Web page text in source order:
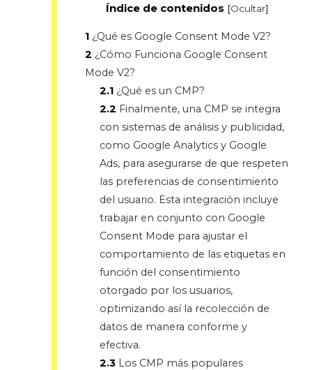
Índice de contenidos [Ocultar]
1 ¿Qué es Google Consent Mode V2?
2 ¿Cómo Funciona Google Consent
Mode V2?
2.1 ¿Qué es un CMP?
2.2 Finalmente, una CMP se integra
con sistemas de análisis y publicidad,
como Google Analytics y Google
Ads, para asegurarse de que respeten
las preferencias de consentimiento
del usuario. Esta integración incluye
trabajar en conjunto con Google
Consent Mode para ajustar el
comportamiento de las etiquetas en
función del consentimiento
otorgado por los usuarios,
optimizando así la recolección de
datos de manera conforme y
efectiva.
2.3 Los CMP más populares